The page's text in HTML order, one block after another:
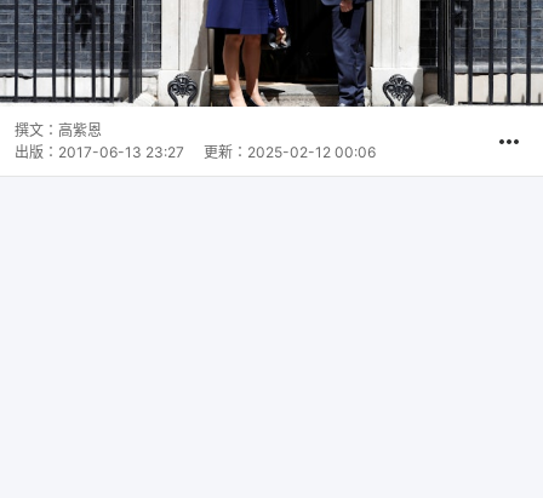
撰文： 高紫恩
出版： 2017-06-13 23:27 更新： 2025-02-12 00:06